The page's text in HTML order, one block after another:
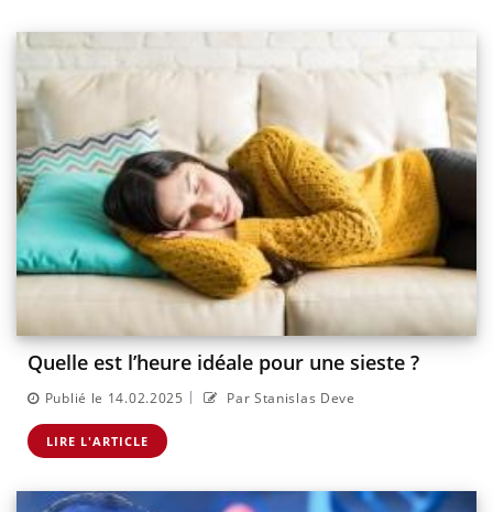
Quelle est l’heure idéale pour une sieste ?
Publié le 14.02.2025 | Par Stanislas Deve
LIRE L'ARTICLE